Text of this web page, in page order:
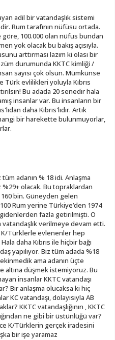
adil bir vatandaşlık sistemi
Rum tarafının nüfüsu ortada.
100.000 olan nüfus bundan
yok olacak bu bakış açısıyla.
arttırması lazım ki olası bir
durumunda KKTC kimliği /
sayısı çok olsun. Mümkünse
Türk evlilikleri yoluyla Kıbrıs
Bu adada 20 senedir hala
insanlar var. Bu insanların bir
daha Kıbrıs'lıdır. Artık
bir harekette bulunmuyorlar,
adanın % 18 idi. Anlaşma
%29+ olacak. Bu topraklardan
160 bin. Güneyden gelen
Rum yerine Türkiye’den 1974
fazla getirilmişti. O
verilmeye devam etti.
K/Türklerle evlenenler hep
daha Kıbrıs ile hiçbir bağı
yapılıyor. Biz tüm adada %18
ama adanın üçte
altına düşmek istemiyoruz. Bu
insanlar KKTC vatandaşı
Bir anlaşma olucaksa ki hiç
KC vatandaşı, dolayısıyla AB
KKTC vatandaşlığının , KKTC
ne gibi bir üstünlüğü var?
K/Türklerin gerçek iradesini
bir işe yaramaz